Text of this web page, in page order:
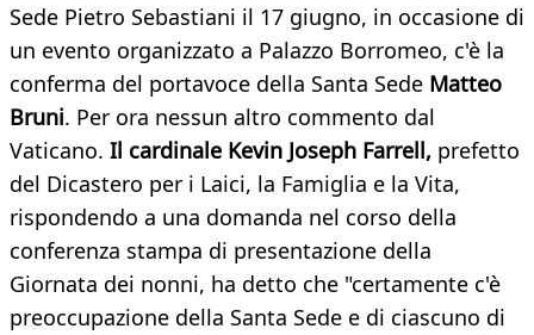
Sede Pietro Sebastiani il 17 giugno, in occasione di
un evento organizzato a Palazzo Borromeo, c'è la
conferma del portavoce della Santa Sede Matteo
Bruni. Per ora nessun altro commento dal
Vaticano. Il cardinale Kevin Joseph Farrell, prefetto
del Dicastero per i Laici, la Famiglia e la Vita,
rispondendo a una domanda nel corso della
conferenza stampa di presentazione della
Giornata dei nonni, ha detto che "certamente c'è
preoccupazione della Santa Sede e di ciascuno di